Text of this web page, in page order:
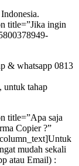
title=”Jika ingin
& whatsapp 0813
untuk tahap
title=”Apa saja
Copier ?”
mudah sekali
atau Email) :